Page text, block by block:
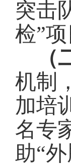
突击
检”
机制
加培
名专
助“